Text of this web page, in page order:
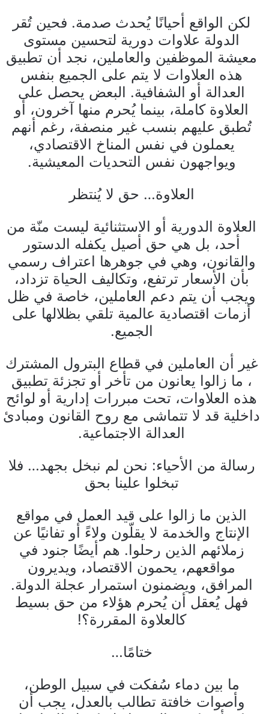
لكن الواقع أحيانًا يُحدث صدمة. فحين تُقر
الدولة علاوات دورية لتحسين مستوى
معيشة الموظفين والعاملين، نجد أن تطبيق
هذه العلاوات لا يتم على الجميع بنفس
العدالة أو الشفافية. البعض يحصل على
العلاوة كاملة، بينما يُحرم منها آخرون، أو
تُطبق عليهم بنسب غير منصفة، رغم أنهم
يعملون في نفس المناخ الاقتصادي،
ويواجهون نفس التحديات المعيشية.
العلاوة… حق لا يُنتظر
العلاوة الدورية أو الاستثنائية ليست منّة من
أحد، بل هي حق أصيل يكفله الدستور
والقانون، وهي في جوهرها اعتراف رسمي
بأن الأسعار ترتفع، وتكاليف الحياة تزداد،
ويجب أن يتم دعم العاملين، خاصة في ظل
أزمات اقتصادية عالمية تلقي بظلالها على
الجميع.
غير أن العاملين في قطاع البترول المشترك
، ما زالوا يعانون من تأخر أو تجزئة تطبيق
هذه العلاوات، تحت مبررات إدارية أو لوائح
داخلية قد لا تتماشى مع روح القانون ومبادئ
العدالة الاجتماعية.
رسالة من الأحياء: نحن لم نبخل بجهد… فلا
تبخلوا علينا بحق
الذين ما زالوا على قيد العمل في مواقع
الإنتاج والخدمة لا يقلّون ولاءً أو تفانيًا عن
زملائهم الذين رحلوا. هم أيضًا جنود في
مواقعهم، يحمون الاقتصاد، ويديرون
المرافق، ويضمنون استمرار عجلة الدولة.
فهل يُعقل أن يُحرم هؤلاء من حق بسيط
كالعلاوة المقررة؟!
ختامًا…
ما بين دماء سُفكت في سبيل الوطن،
وأصوات خافتة تطالب بالعدل، يجب أن